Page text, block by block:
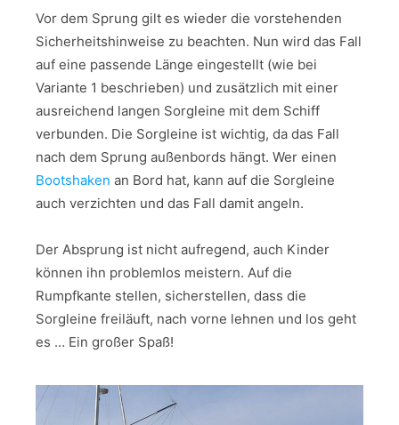
Vor dem Sprung gilt es wieder die vorstehenden
Sicherheitshinweise zu beachten. Nun wird das Fall
auf eine passende Länge eingestellt (wie bei
Variante 1 beschrieben) und zusätzlich mit einer
ausreichend langen Sorgleine mit dem Schiff
verbunden. Die Sorgleine ist wichtig, da das Fall
nach dem Sprung außenbords hängt. Wer einen
Bootshaken an Bord hat, kann auf die Sorgleine
auch verzichten und das Fall damit angeln.
Der Absprung ist nicht aufregend, auch Kinder
können ihn problemlos meistern. Auf die
Rumpfkante stellen, sicherstellen, dass die
Sorgleine freiläuft, nach vorne lehnen und los geht
es … Ein großer Spaß!